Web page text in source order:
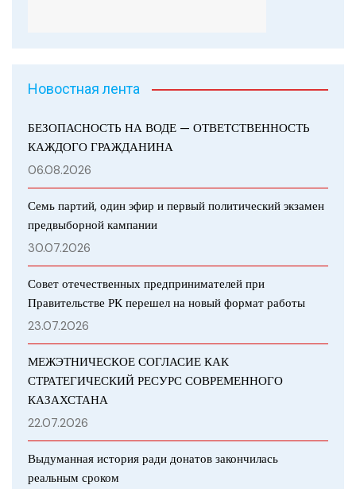
Новостная лента
БЕЗОПАСНОСТЬ НА ВОДЕ — ОТВЕТСТВЕННОСТЬ
КАЖДОГО ГРАЖДАНИНА
06.08.2026
Семь партий, один эфир и первый политический экзамен
предвыборной кампании
30.07.2026
Совет отечественных предпринимателей при
Правительстве РК перешел на новый формат работы
23.07.2026
МЕЖЭТНИЧЕСКОЕ СОГЛАСИЕ КАК
СТРАТЕГИЧЕСКИЙ РЕСУРС СОВРЕМЕННОГО
КАЗАХСТАНА
22.07.2026
Выдуманная история ради донатов закончилась
реальным сроком